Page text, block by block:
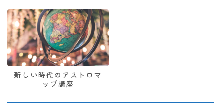
新しい時代のアストロマ
ップ講座